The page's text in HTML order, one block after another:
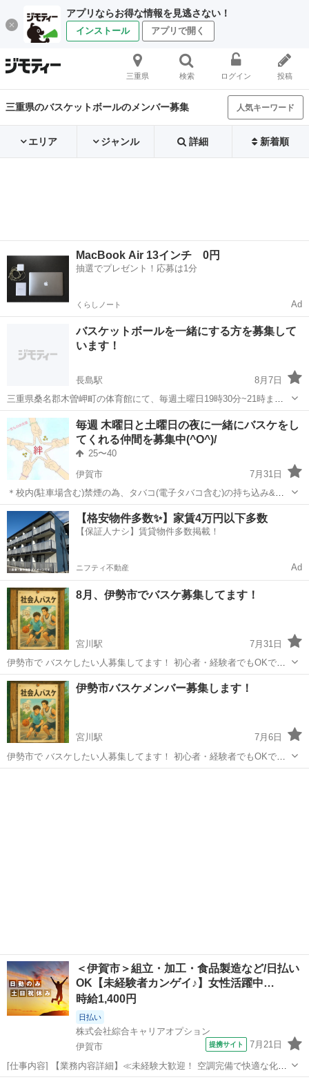
アプリならお得な情報を見逃さない！
インストール アプリで開く
三重県 検索 ログイン 投稿
三重県のバスケットボールのメンバー募集 人気キーワード
エリア ジャンル 詳細 新着順
MacBook Air 13インチ 0円
抽選でプレゼント！応募は1分
くらしノート Ad
バスケットボールを一緒にする方を募集して
います！
長島駅
8月7日
三重県桑名郡木曽岬町の体育館にて、毎週土曜日19時30分~21時まで
5x5,3x3のゲーム、シューティング等を行っております。 初心者多数
で、体を動かすことを目的としており、わいわい楽しめる雰囲気で
す。 現在参加者が学...
三重 桑名郡 長島駅 バスケットボール
毎週 木曜日と土曜日の夜に一緒にバスケをし
てくれる仲間を募集中(^O^)/
25〜40
伊賀市
7月31日
＊校内(駐車場含む)禁煙の為、タバコ(電子タバコ含む)の持ち込み&喫
煙は禁止しています。 (*｣´□`)｣{ｼｭｳｺﾞｳ ゞ(≧ε≦*) 爆笑 はい、どうも～
(`･ω･´)ｷﾘｯ 三重県伊賀市の 「タヌバス」で...
三重 伊賀市 バスケットボール バスケ
【格安物件多数✨】家賃4万円以下多数
【保証人ナシ】賃貸物件多数掲載！
ニフティ不動産 Ad
8月、伊勢市でバスケ募集してます！
宮川駅
7月31日
伊勢市で バスケしたい人募集してます！ 初心者・経験者でもOKで
す。 最低限のマナーは守って下さい！ ガチガチではないので身体を動
かす目的でも大丈夫です！ 8月の日程ですが、 小俣総合体育館にて 3
日(月) 10日(月...
三重 伊勢市 宮川駅 バスケットボール バスケ
伊勢市バスケメンバー募集します！
宮川駅
7月6日
伊勢市で バスケしたい人募集してます！ 初心者・経験者でもOKで
す。 最低限のマナーは守って下さい！ ガチガチではないので身体を動
＜伊賀市＞組立・加工・食品製造など/日払い
OK【未経験者カンゲイ♪】女性活躍中…
時給1,400円
日払い
株式会社綜合キャリアオプション
伊賀市
提携サイト 7月21日
[仕事内容] 【業務内容詳細】≪未経験大歓迎！ 空調完備で快適な化粧
品製造会社での製造業務≫ 頭髪用化粧品製造会社でのお仕事です自動